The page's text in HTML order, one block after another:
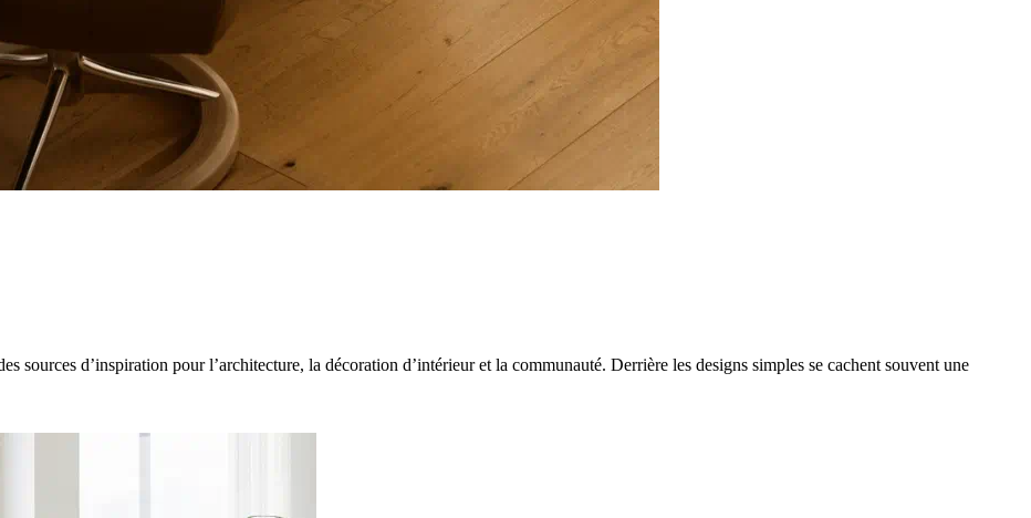
sources d’inspiration pour l’architecture, la décoration d’intérieur et la communauté. Derrière les designs simples se cachent souvent une